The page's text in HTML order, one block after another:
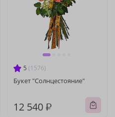
5 (1576)
Букет "Солнцестояние"
12 540 ₽